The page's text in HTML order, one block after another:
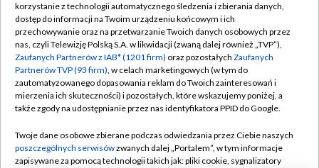
TVP
Abonament TVP
Emisja w TVP
Centrum informacji TVP
Naziemna Telewizja Cyfrowa
Rada Programowa
Regulamin TVP
Polityka prywatności
Moje zgody
Pomoc
Kontakt
korzystanie z technologii automatycznego śledzenia i zbierania danych,
dostęp do informacji na Twoim urządzeniu końcowym i ich
przechowywanie oraz na przetwarzanie Twoich danych osobowych przez
nas, czyli Telewizję Polską S.A. w likwidacji (zwaną dalej również „TVP”),
Zaufanych Partnerów z IAB* (1201 firm) oraz pozostałych Zaufanych
Partnerów TVP (93 firm), w celach marketingowych (w tym do
zautomatyzowanego dopasowania reklam do Twoich zainteresowań i
mierzenia ich skuteczności) i pozostałych, które wskazujemy poniżej, a
także zgody na udostępnianie przez nas identyfikatora PPID do Google.
Twoje dane osobowe zbierane podczas odwiedzania przez Ciebie naszych
poszczególnych serwisówzwanych dalej „Portalem”, w tym informacje
zapisywane za pomocą technologii takich jak: pliki cookie, sygnalizatory